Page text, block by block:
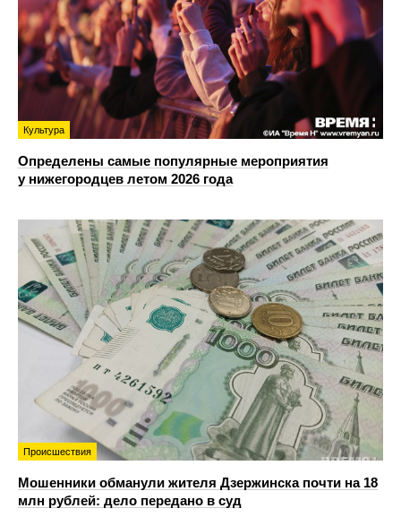
Культура
Определены самые популярные мероприятия
у нижегородцев летом 2026 года
Происшествия
Мошенники обманули жителя Дзержинска почти на 18
млн рублей: дело передано в суд